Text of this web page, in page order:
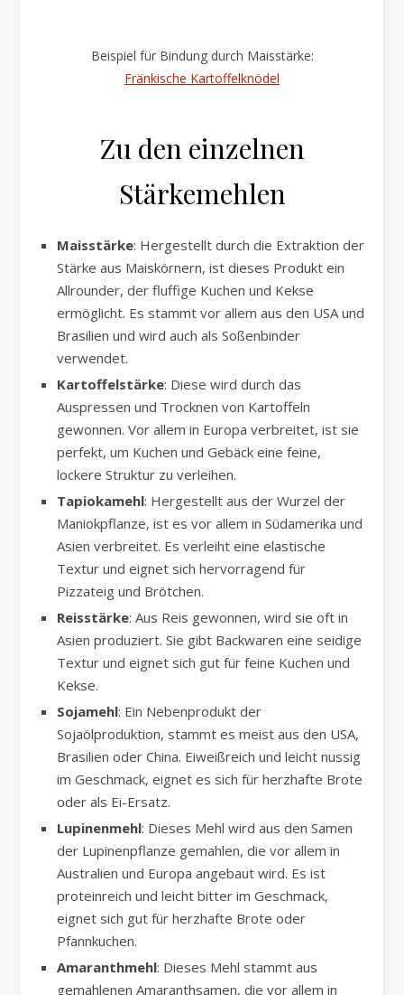
Beispiel für Bindung durch Maisstärke:
Fränkische Kartoffelknödel
Zu den einzelnen
Stärkemehlen
Maisstärke: Hergestellt durch die Extraktion der
Stärke aus Maiskörnern, ist dieses Produkt ein
Allrounder, der fluffige Kuchen und Kekse
ermöglicht. Es stammt vor allem aus den USA und
Brasilien und wird auch als Soßenbinder
verwendet.
Kartoffelstärke: Diese wird durch das
Auspressen und Trocknen von Kartoffeln
gewonnen. Vor allem in Europa verbreitet, ist sie
perfekt, um Kuchen und Gebäck eine feine,
lockere Struktur zu verleihen.
Tapiokamehl: Hergestellt aus der Wurzel der
Maniokpflanze, ist es vor allem in Südamerika und
Asien verbreitet. Es verleiht eine elastische
Textur und eignet sich hervorragend für
Pizzateig und Brötchen.
Reisstärke: Aus Reis gewonnen, wird sie oft in
Asien produziert. Sie gibt Backwaren eine seidige
Textur und eignet sich gut für feine Kuchen und
Kekse.
Sojamehl: Ein Nebenprodukt der
Sojaölproduktion, stammt es meist aus den USA,
Brasilien oder China. Eiweißreich und leicht nussig
im Geschmack, eignet es sich für herzhafte Brote
oder als Ei-Ersatz.
Lupinenmehl: Dieses Mehl wird aus den Samen
der Lupinenpflanze gemahlen, die vor allem in
Australien und Europa angebaut wird. Es ist
proteinreich und leicht bitter im Geschmack,
eignet sich gut für herzhafte Brote oder
Pfannkuchen.
Amaranthmehl: Dieses Mehl stammt aus
gemahlenen Amaranthsamen, die vor allem in